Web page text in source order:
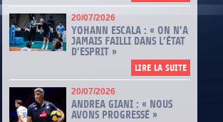
20/07/2026
YOHANN ESCALA : « ON N’A
JAMAIS FAILLI DANS L’ÉTAT
D’ESPRIT »
LIRE LA SUITE
20/07/2026
ANDREA GIANI : « NOUS
AVONS PROGRESSÉ »